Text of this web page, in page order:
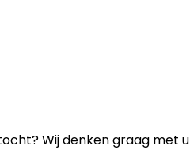
Wij denken graag met u